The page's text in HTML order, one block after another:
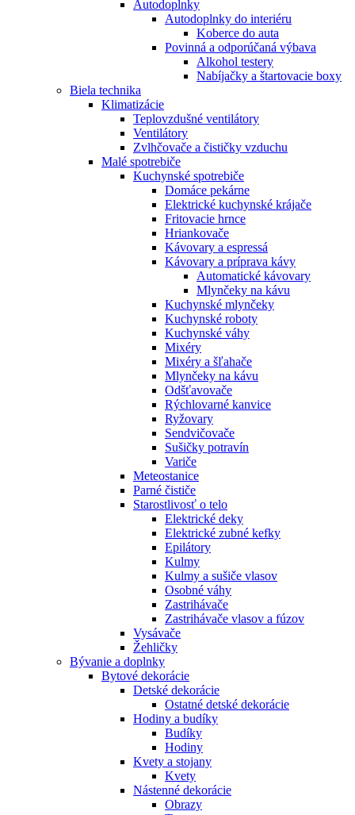
Autodoplnky
Autodoplnky do interiéru
Koberce do auta
Povinná a odporúčaná výbava
Alkohol testery
Nabíjačky a štartovacie boxy
Biela technika
Klimatizácie
Teplovzdušné ventilátory
Ventilátory
Zvlhčovače a čističky vzduchu
Malé spotrebiče
Kuchynské spotrebiče
Domáce pekárne
Elektrické kuchynské krájače
Fritovacie hrnce
Hriankovače
Kávovary a espressá
Kávovary a príprava kávy
Automatické kávovary
Mlynčeky na kávu
Kuchynské mlynčeky
Kuchynské roboty
Kuchynské váhy
Mixéry
Mixéry a šľahače
Mlynčeky na kávu
Odšťavovače
Rýchlovarné kanvice
Ryžovary
Sendvičovače
Sušičky potravín
Variče
Meteostanice
Parné čističe
Starostlivosť o telo
Elektrické deky
Elektrické zubné kefky
Epilátory
Kulmy
Kulmy a sušiče vlasov
Osobné váhy
Zastrihávače
Zastrihávače vlasov a fúzov
Vysávače
Žehličky
Bývanie a doplnky
Bytové dekorácie
Detské dekorácie
Ostatné detské dekorácie
Hodiny a budíky
Budíky
Hodiny
Kvety a stojany
Kvety
Nástenné dekorácie
Obrazy